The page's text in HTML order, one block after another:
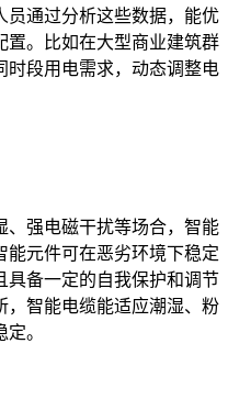
员通过分析这些数据，能优
置。比如在大型商业建筑群
时段用电需求，动态调整电
、强电磁干扰等场合，智能
能元件可在恶劣环境下稳定
具备一定的自我保护和调节
，智能电缆能适应潮湿、粉
。